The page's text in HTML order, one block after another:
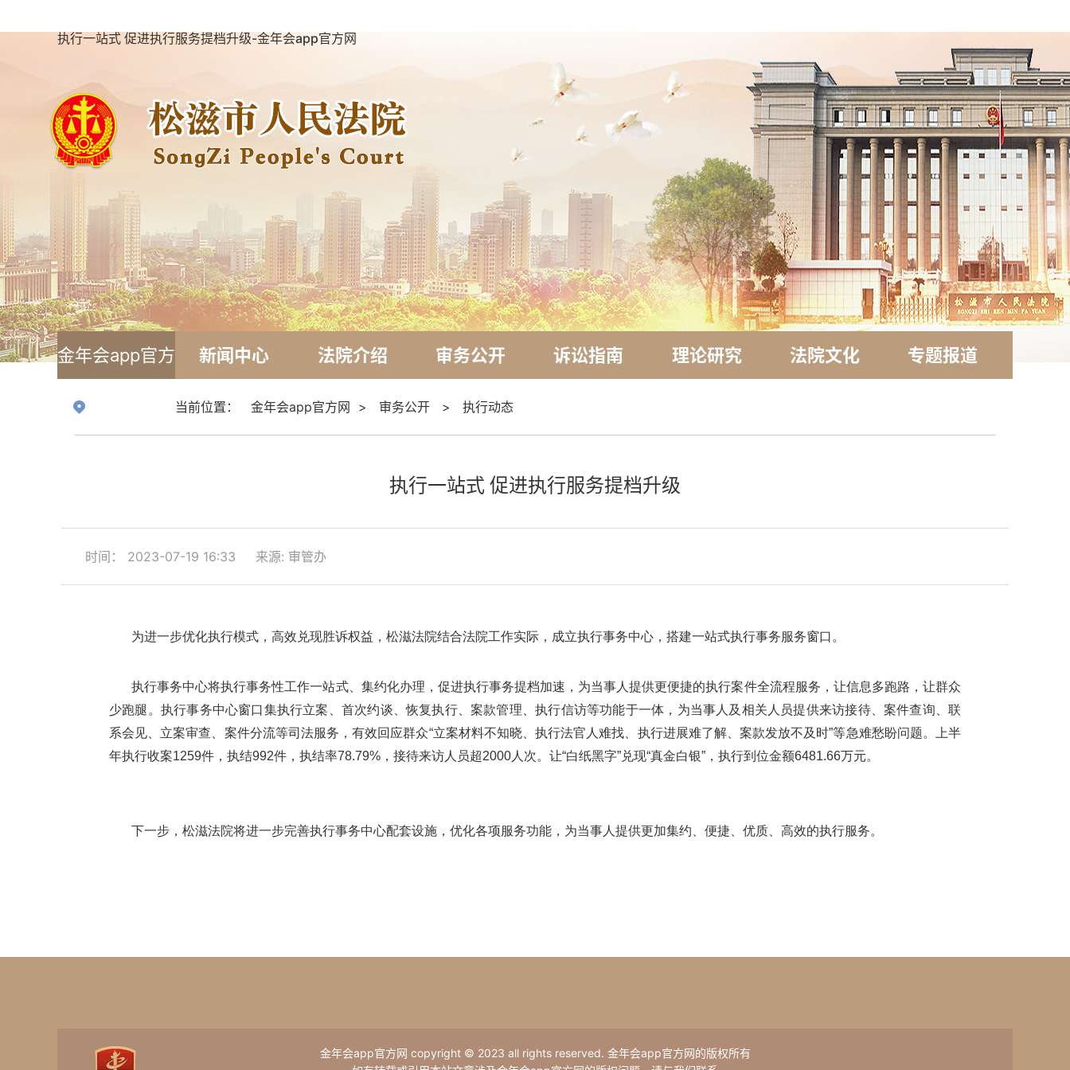
执行一站式 促进执行服务提档升级-金年会app官方网
金年会app官方 新闻中心 法院介绍 审务公开 诉讼指南 理论研究 法院文化 专题报道
当前位置： 金年会app官方网 > 审务公开 > 执行动态
执行一站式 促进执行服务提档升级
时间： 2023-07-19 16:33 来源: 审管办
为进一步优化执行模式 ， 高效兑现胜诉权益，松滋法院结合法院工作实际，成立执行事务中心，搭建一站式执行事务服务窗口。
执行事务中心将执行事务性工作一站式、集约化办理，促进执行事务提档加速，为当事人提供更便捷的执行案件全流程服务，让信息多跑路，让群众
少跑腿。 执行事务中心窗口集执行立案、首次约谈、恢复执行、案款管理、执行信访等功能于一体， 为当事人及相关人员提供来访接待、案件查询、联
系会见、立案审查、案件分流等司法服务，有效回应群众“立案材料不知晓、执行法官人难找、执行进展难了解、案款发放不及时”等急难愁盼问题。上半
年执行收案1259件，执结992件，执结率78.79%，接待来访人员超2000人次。让“白纸黑字”兑现“真金白银”，执行到位金额6481.66万元。
下一步， 松滋法院将进一步完善执行事务中心配套设施，优化各项服务功能， 为当事人 提供更加集约、便捷、优质、高效的执行服务。
金年会app官方网 copyright © 2023 all rights reserved. 金年会app官方网的版权所有